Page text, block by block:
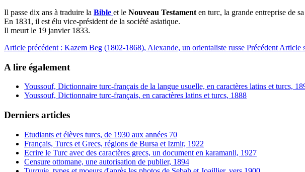
Il passe dix ans à traduire la Bible et le Nouveau Testament en turc, la grande entreprise de
En 1831, il est élu vice-président de la société asiatique.
Il meurt le 19 janvier 1833.
Article précédent : Kazem Beg (1802-1868), Alexande, un orientaliste russe Précédent Article
A lire également
Youssouf, Dictionnaire turc-français de la langue usuelle, en caractères latins et turcs,
Youssouf, Dictionnaire turc-français, en caractères latins et turcs, 1888
Derniers articles
Etudiants et élèves turcs, de 1930 aux années 70
Français, Turcs et Grecs, régions de Bursa et Izmir, 1922
Ecrire le Turc avec des caractères grecs, un document en karamanli, 1927
Censure ottomane, une autorisation de publier, 1894